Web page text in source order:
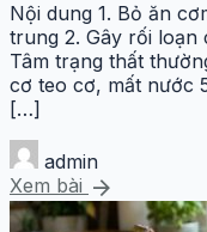
Nội dung 1. Bỏ ăn
trung 2. Gây rối loạn
Tâm trạng thất
cơ teo cơ, mất nước
[…]
admin
Xem bài arrow_forward